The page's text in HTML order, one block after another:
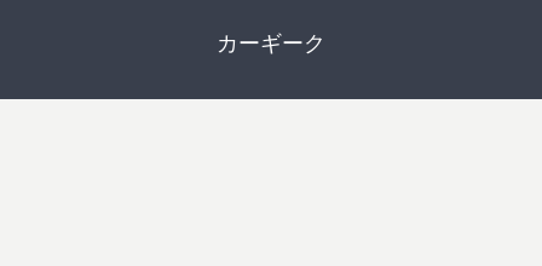
カーギーク